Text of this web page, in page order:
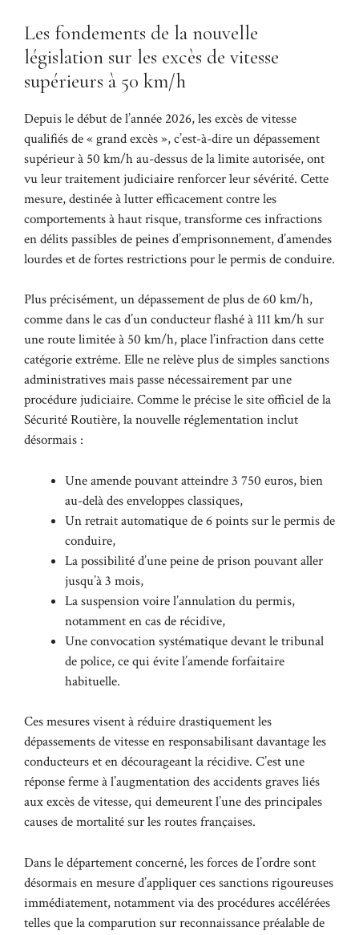
Les fondements de la nouvelle
législation sur les excès de vitesse
supérieurs à 50 km/h
Depuis le début de l’année 2026, les excès de vitesse
qualifiés de « grand excès », c’est-à-dire un dépassement
supérieur à 50 km/h au-dessus de la limite autorisée, ont
vu leur traitement judiciaire renforcer leur sévérité. Cette
mesure, destinée à lutter efficacement contre les
comportements à haut risque, transforme ces infractions
en délits passibles de peines d’emprisonnement, d’amendes
lourdes et de fortes restrictions pour le permis de conduire.
Plus précisément, un dépassement de plus de 60 km/h,
comme dans le cas d’un conducteur flashé à 111 km/h sur
une route limitée à 50 km/h, place l’infraction dans cette
catégorie extrême. Elle ne relève plus de simples sanctions
administratives mais passe nécessairement par une
procédure judiciaire. Comme le précise lesite officiel de la
Sécurité Routière, la nouvelle réglementation inclut
désormais :
Une amende pouvant atteindre 3 750 euros, bien
au-delà des enveloppes classiques,
Un retrait automatique de 6 points sur le permis de
conduire,
La possibilité d’une peine de prison pouvant aller
jusqu’à 3 mois,
La suspension voire l’annulation du permis,
notamment en cas de récidive,
Une convocation systématique devant le tribunal
de police, ce qui évite l’amende forfaitaire
habituelle.
Ces mesures visent à réduire drastiquement les
dépassements de vitesse en responsabilisant davantage les
conducteurs et en décourageant la récidive. C’est une
réponse ferme à l’augmentation des accidents graves liés
aux excès de vitesse, qui demeurent l’une des principales
causes de mortalité sur les routes françaises.
Dans le département concerné, les forces de l’ordre sont
désormais en mesure d’appliquer ces sanctions rigoureuses
immédiatement, notamment via des procédures accélérées
telles que la comparution sur reconnaissance préalable de